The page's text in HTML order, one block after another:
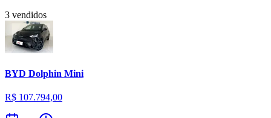
3 vendidos
BYD Dolphin Mini
R$ 107.794,00